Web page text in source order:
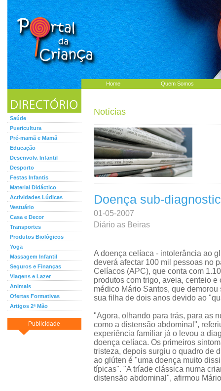
Home Quem Somos
Saúde
Puericultura
Pré-mamã e Mamã
Educação
Desenvolv. Infantil
Desporto
Festas Infantis
Material Didáctico
Actividades Lúdicas
Vestuário
Casa e Decor
Transportes
Produtos Biológicos
Yoga
Massagem Infantil
Seguros e Finanças
Viagens e Lazer
Animais
Ofertas Formativas
Artigos 2ª Mão
Publicidade
Notícias
Doença sub-
01-05-2007
Diário as Beiras
A doença celíaca - intolerância ao
deverá afectar 100 mil pessoas no
Celíacos (APC), que conta com
produtos com trigo, aveia, centeio
médico Mário Santos, que
sua filha de dois anos devido ao
"Agora, olhando para trás, para as
como a distensão abdominal",
experiência familiar já o levou a
doença celíaca. Os primeiros
tristeza, depois surgiu o quadro de
ao glúten é "uma doença muito
típicas". "A tríade clássica numa
distensão abdominal", afirmou